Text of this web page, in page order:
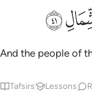
ﲫ
And the people of
Tafsirs Lessons